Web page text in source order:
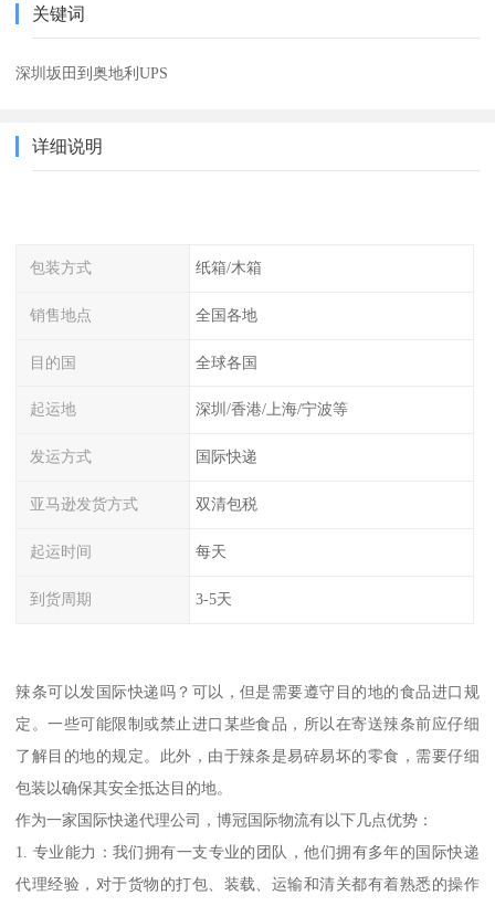
关键词
深圳坂田到奥地利UPS
详细说明
包装方式 纸箱/木箱
销售地点 全国各地
目的国 全球各国
起运地 深圳/香港/上海/宁波等
发运方式 国际快递
亚马逊发货方式 双清包税
起运时间 每天
到货周期 3-5天
辣条可以发国际快递吗？可以，但是需要遵守目的地的食品进口规
定。一些可能限制或禁止进口某些食品，所以在寄送辣条前应仔细
了解目的地的规定。此外，由于辣条是易碎易坏的零食，需要仔细
包装以确保其安全抵达目的地。
作为一家国际快递代理公司，博冠国际物流有以下几点优势：
1. 专业能力：我们拥有一支专业的团队，他们拥有多年的国际快递
代理经验，对于货物的打包、装载、运输和清关都有着熟悉的操作